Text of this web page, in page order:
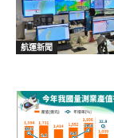
航運新聞